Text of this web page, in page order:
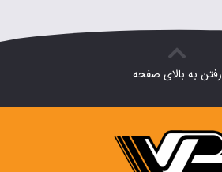
رفتن به بالای صفحه